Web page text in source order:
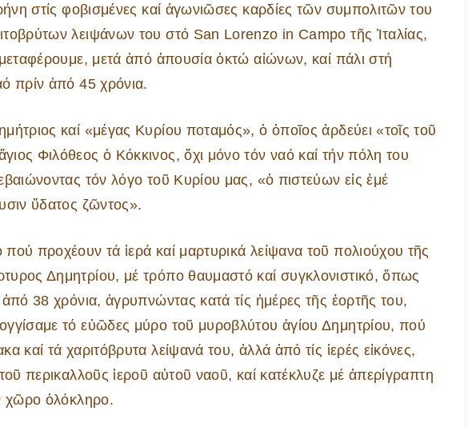
στίς φοβισμένες καί ἀγωνιῶσες καρδίες τῶν συμπολιτῶν του
λειψάνων του στό San Lorenzo in Campo τῆς Ἰταλίας,
μετά ἀπό ἀπουσία ὀκτώ αἰώνων, καί πάλι στή
πρίν ἀπό 45 χρόνια.
καί «μέγας Κυρίου ποταμός», ὁ ὁποῖος ἀρδεύει «τοῖς τοῦ
Φιλόθεος ὁ Κόκκινος, ὄχι μόνο τόν ναό καί τήν πόλη του
τόν λόγο τοῦ Κυρίου μας, «ὁ πιστεύων εἰς ἐμέ
ὕδατος ζῶντος».
προχέουν τά ἱερά καί μαρτυρικά λείψανα τοῦ πολιούχου τῆς
Δημητρίου, μέ τρόπο θαυμαστό καί συγκλονιστικό, ὅπως
38 χρόνια, ἀγρυπνώντας κατά τίς ἡμέρες τῆς ἑορτῆς του,
τό εὐῶδες μύρο τοῦ μυροβλύτου ἁγίου Δημητρίου, πού
καί τά χαριτόβρυτα λείψανά του, ἀλλά ἀπό τίς ἱερές εἰκόνες,
περικαλλοῦς ἱεροῦ αὐτοῦ ναοῦ, καί κατέκλυζε μέ ἀπερίγραπτη
χῶρο ὁλόκληρο.